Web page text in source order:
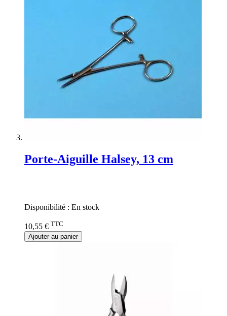
Porte-Aiguille Halsey, 13 cm
Disponibilité : En stock
10,55 € TTC
Ajouter au panier